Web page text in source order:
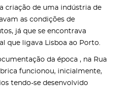
criação de uma indústria de
as condições de
já que se encontrava
que ligava Lisboa ao Porto.
da época , na Rua
funcionou, inicialmente,
tendo-se desenvolvido